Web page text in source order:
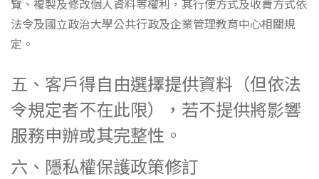
覽、複製及修改個人資料等權利，其行使方式及收費方式依
法令及國立政治大學公共行政及企業管理教育中心相關規
定。
五、客戶得自由選擇提供資料（但依法
令規定者不在此限），若不提供將影響
服務申辦或其完整性。
六、隱私權保護政策修訂